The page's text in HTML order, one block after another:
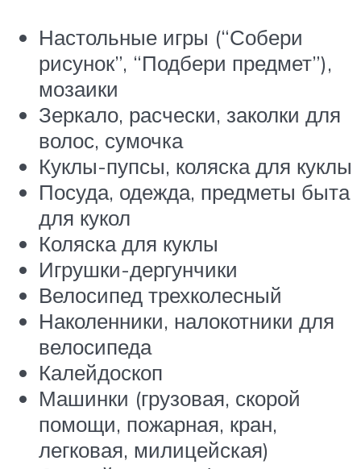
Настольные игры (“Собери
рисунок”, “Подбери предмет”),
мозаики
Зеркало, расчески, заколки для
волос, сумочка
Куклы-пупсы, коляска для куклы
Посуда, одежда, предметы быта
для кукол
Коляска для куклы
Игрушки-дергунчики
Велосипед трехколесный
Наколенники, налокотники для
велосипеда
Калейдоскоп
Машинки (грузовая, скорой
помощи, пожарная, кран,
легковая, милицейская)